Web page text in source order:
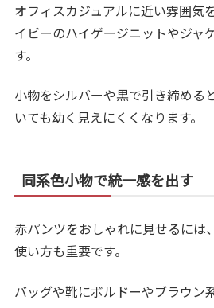
オフィスカジュアルに近い雰囲気
イビーのハイゲージニットやジャ
す。
小物をシルバーや黒で引き締める
いても幼く見えにくくなります。
同系色小物で統一感を出す
赤パンツをおしゃれに見せるには
使い方も重要です。
バッグや靴にボルドーやブラウン